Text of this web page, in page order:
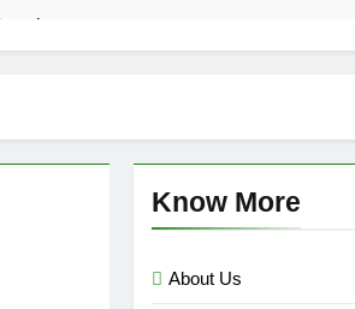
Grihaswamini गृहस्वामिनी- Sept-Nov 2025
Know More
About Us